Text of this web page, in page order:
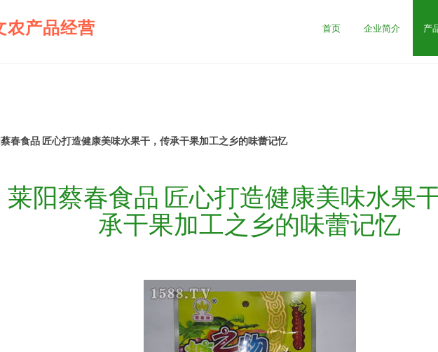
农产品经营
首页 企业简介 产
春食品 匠心打造健康美味水果干，传承干果加工之乡的味蕾记忆
莱阳蔡春食品 匠心打造健康美味水果
承干果加工之乡的味蕾记忆